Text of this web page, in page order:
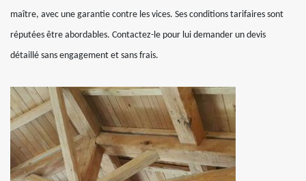
maître, avec une garantie contre les vices. Ses conditions tarifaires sont
réputées être abordables. Contactez-le pour lui demander un devis
détaillé sans engagement et sans frais.